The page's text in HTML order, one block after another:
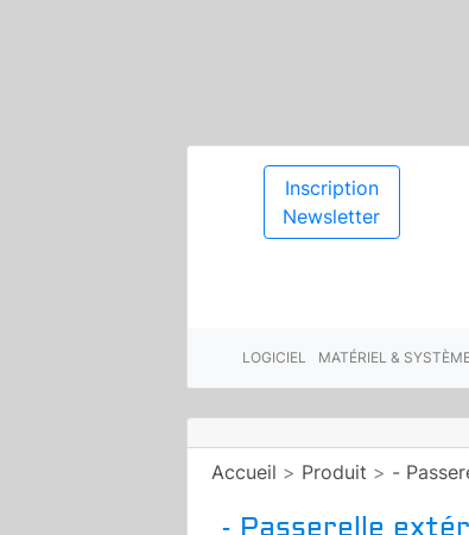
Inscription
Newsletter
LOGICIEL MATÉRIEL &
Accueil > Produit > -
- Passerelle